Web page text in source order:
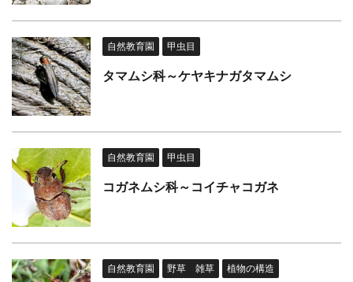
自然教育園 甲虫目
タマムシ科～ケヤキナガタマムシ
自然教育園 甲虫目
コガネムシ科～コイチャコガネ
自然教育園 野草 雑草 植物の構造